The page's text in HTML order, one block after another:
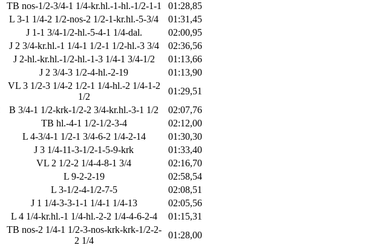
TB nos-1/2-3/4-1 1/4-kr.hl.-1-hl.-1/2-1-1
01:28,85
L 3-1 1/4-2 1/2-nos-2 1/2-1-kr.hl.-5-3/4
01:31,45
J 1-1 3/4-1/2-hl.-5-4-1 1/4-dal.
02:00,95
J 2 3/4-kr.hl.-1 1/4-1 1/2-1 1/2-hl.-3 3/4
02:36,56
J 2-hl.-kr.hl.-1/2-hl.-1-3 1/4-1 3/4-1/2
01:13,66
J 2 3/4-3 1/2-4-hl.-2-19
01:13,90
VL 3 1/2-3 1/4-2 1/2-1 1/4-hl.-2 1/4-1-2
1/2
01:29,51
B 3/4-1 1/2-krk-1/2-2 3/4-kr.hl.-3-1 1/2
02:07,76
TB hl.-4-1 1/2-1/2-3-4
02:12,00
L 4-3/4-1 1/2-1 3/4-6-2 1/4-2-14
01:30,30
J 3 1/4-11-3-1/2-1-5-9-krk
01:33,40
VL 2 1/2-2 1/4-4-8-1 3/4
02:16,70
L 9-2-2-19
02:58,54
L 3-1/2-4-1/2-7-5
02:08,51
J 1 1/4-3-3-1-1 1/4-1 1/4-13
02:05,56
L 4 1/4-kr.hl.-1 1/4-hl.-2-2 1/4-4-6-2-4
01:15,31
TB nos-2 1/4-1 1/2-3-nos-krk-krk-1/2-2-
2 1/4
01:28,00